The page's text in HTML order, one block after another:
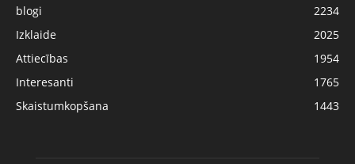
blogi
2234
Izklaide
2025
Attiecības
1954
Interesanti
1765
Skaistumkopšana
1443